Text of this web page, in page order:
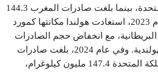
من الطماطم إلى المملكة المتحدة، بينما بلغت صادرات المغرب 144.3
مليون كيلوغرام. إلا أنه في عام 2023، استعادت هولندا مكانتها كمورد
مع انخفاض حجم الصادرات
المغربية وتعافي الصادرات الهولندية. وفي عام 2024، بلغت صادرات
هولندا من الطماطم إلى المملكة المتحدة 147.4 مليون كيلوغرام،